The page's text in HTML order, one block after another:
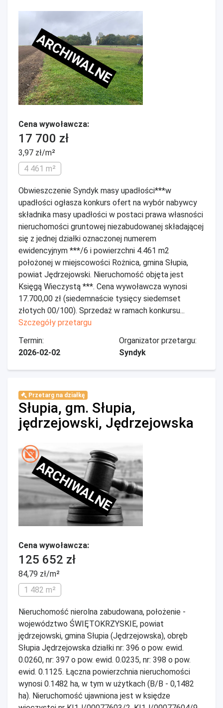
ARCHIWALNE
Cena wywoławcza:
17 700 zł
3,97 zł/m²
4 461 m²
Obwieszczenie Syndyk masy upadłości***w
upadłości ogłasza konkurs ofert na wybór nabywcy
składnika masy upadłości w postaci prawa własności
nieruchomości gruntowej niezabudowanej składającej
się z jednej działki oznaczonej numerem
ewidencyjnym ***/6 i powierzchni 4.461 m2
położonej w miejscowości Rożnica, gmina Słupia,
powiat Jędrzejowski. Nieruchomość objęta jest
Księgą Wieczystą ***. Cena wywoławcza wynosi
17.700,00 zł (siedemnaście tysięcy siedemset
złotych 00/100). Sprzedaż w ramach konkursu...
Szczegóły przetargu
Termin:
2026-02-02
Organizator przetargu:
Syndyk
Przetarg na działkę
Słupia, gm. Słupia,
jędrzejowski, Jędrzejowska
ARCHIWALNE
Cena wywoławcza:
125 652 zł
84,79 zł/m²
1 482 m²
Nieruchomość nierolna zabudowana, położenie -
województwo ŚWIĘTOKRZYSKIE, powiat
jędrzejowski, gmina Słupia (Jędrzejowska), obręb
Słupia Jędrzejowska działki nr: 396 o pow. ewid.
0.0260, nr: 397 o pow. ewid. 0.0235, nr: 398 o pow.
ewid. 0.1125. Łączna powierzchnia nieruchomości
wynosi 0.1482 ha, w tym w użytkach (B/B - 0,1482
ha). Nieruchomość ujawniona jest w księdze